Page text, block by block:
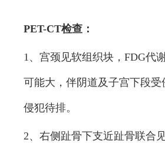
PET-CT检查：
1、宫颈见软组织块，FDG代
可能大，伴阴道及子宫下段受
侵犯待排。
2、右侧趾骨下支近趾骨联合